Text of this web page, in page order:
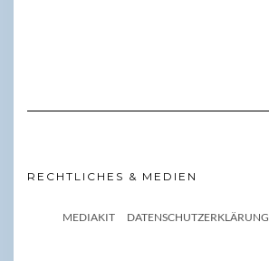
RECHTLICHES & MEDIEN
MEDIAKIT DATENSCHUTZERKLÄRUNG